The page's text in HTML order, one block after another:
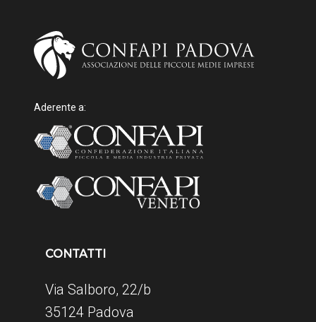
Aderente a:
CONTATTI
Via Salboro, 22/b
35124 Padova